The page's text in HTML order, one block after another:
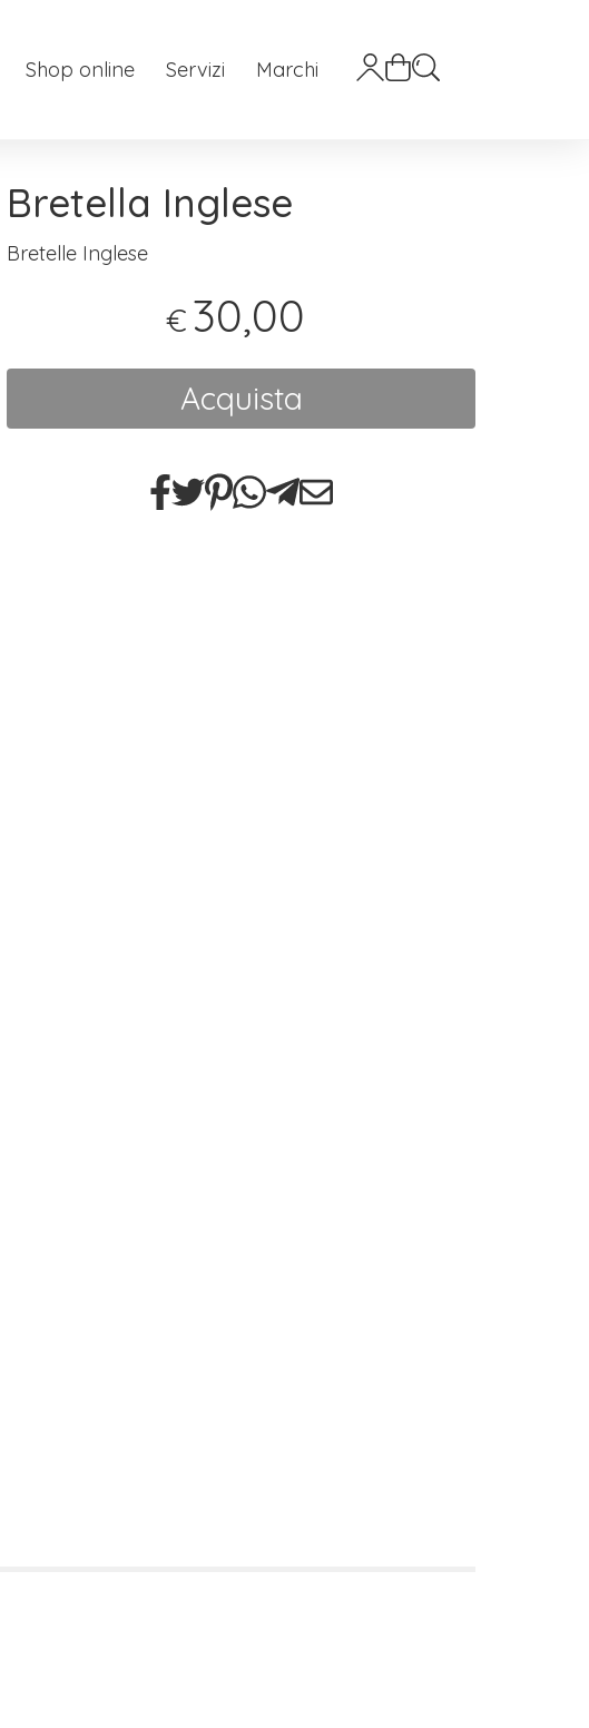
Shop online Servizi Marchi
Bretella Inglese
Bretelle Inglese
€ 30,00
Acquista